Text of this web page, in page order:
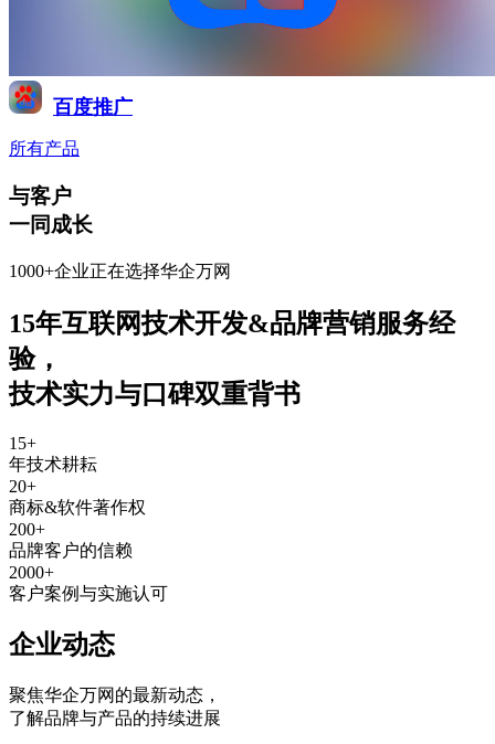
百度推广
所有产品
与客户
一同成长
1000+企业正在选择华企万网
15年互联网技术开发&品牌营销服务经
验，
技术实力与口碑双重背书
15+
年技术耕耘
20+
商标&软件著作权
200+
品牌客户的信赖
2000+
客户案例与实施认可
企业动态
聚焦华企万网的最新动态 ，
了解品牌与产品的持续进展